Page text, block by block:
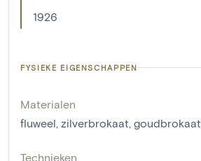
1926
FYSIEKE EIGENSCHAPPEN
Materialen
fluweel zilverbrokaat goudbrokaat
Technieken